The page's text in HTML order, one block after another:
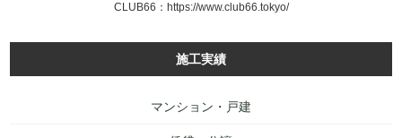
CLUB66： https://www.club66.tokyo/
施工実績
マンション・戸建